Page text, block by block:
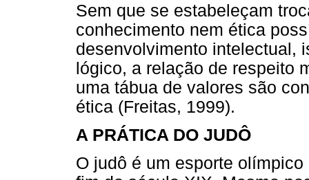
Sem que se estabeleçam
conhecimento nem ética
desenvolvimento intelectual,
lógico, a relação de respeito
uma tábua de valores são
ética (Freitas, 1999).
A PRÁTICA DO JUDÔ
O judô é um esporte